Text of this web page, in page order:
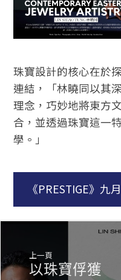
珠寶設計的核心在於
連結，「林曉同以其
理念，巧妙地將東方
合，並透過珠寶這一
學。」
《PRESTIGE》九
上一頁
以珠寶俘獲